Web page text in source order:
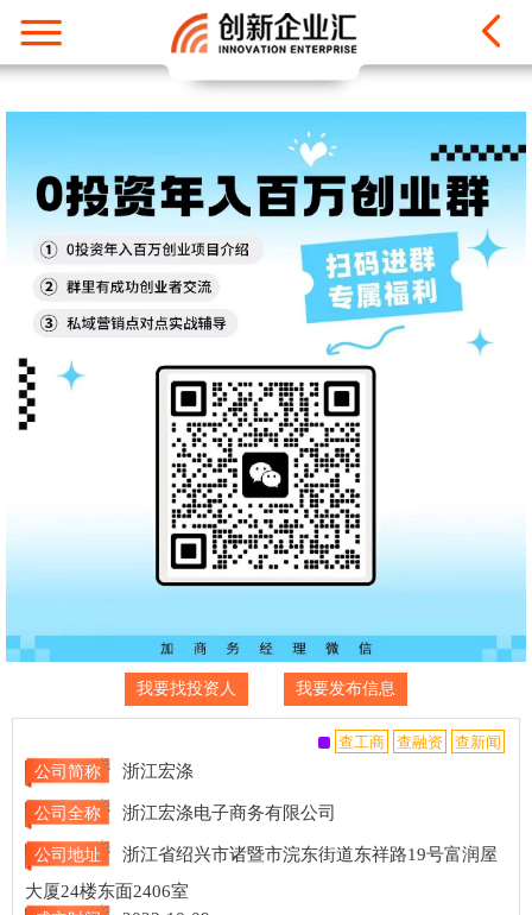
我要找投资人 我要发布信息
公司简称 浙江宏涤
公司全称 浙江宏涤电子商务有限公司
公司地址
浙江省绍兴市诸暨市浣东街道东祥路19号富润屋
大厦24楼东面2406室